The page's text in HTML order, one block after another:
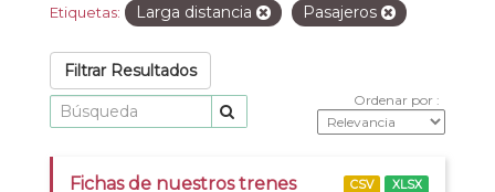
Etiquetas: Larga distancia Pasajeros
Filtrar Resultados
Ordenar por
Fichas de nuestros trenes CSV XLSX